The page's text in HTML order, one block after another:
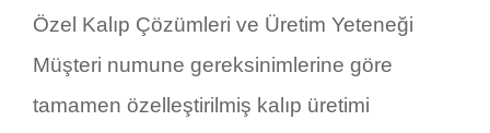
Özel Kalıp Çözümleri ve Üretim Yeteneği
Müşteri numune gereksinimlerine göre
tamamen özelleştirilmiş kalıp üretimi